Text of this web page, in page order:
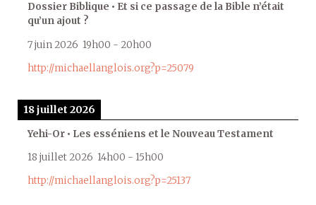
Dossier Biblique • Et si ce passage de la Bible n’était
qu’un ajout ?
7 juin 2026 19h00 - 20h00
http://michaellanglois.org?p=25079
18 juillet 2026
Yehi-Or • Les esséniens et le Nouveau Testament
18 juillet 2026 14h00 - 15h00
http://michaellanglois.org?p=25137